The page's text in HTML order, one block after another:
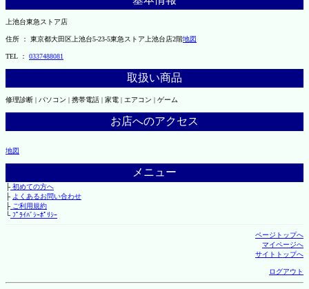
上池台東急ストア店
住所 ： 東京都大田区上池台5-23-5東急ストア上池台店2階地図
TEL ： 0337488081
取扱い商品
修理診断 | パソコン | 携帯電話 | 家電 | エアコン | ゲーム
お店へのアクセス
地図
メニュー
├初めての方へ
├ よくあるお問い合わせ
├ご利用規約
└ﾌﾟﾗｲﾊﾞｼｰﾎﾟﾘｼｰ
ページトップへ
マイページへ
サイトトップへ
ログアウト